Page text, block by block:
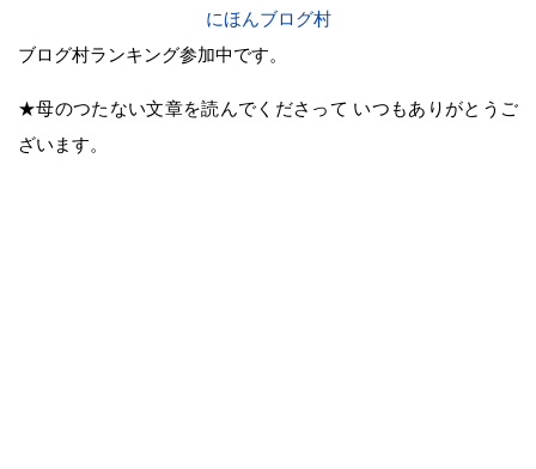
にほんブログ村
ブログ村ランキング参加中です。
★母のつたない文章を読んでくださって いつもありがとうご
ざいます。